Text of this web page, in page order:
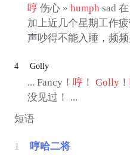
哼伤心 » humph sad
加上近几个星期工作
声吵得不能入睡，频频
4 Golly
... Fancy！ 哼！ Golly！
没见过！ ...
短语
1 哼哈二将